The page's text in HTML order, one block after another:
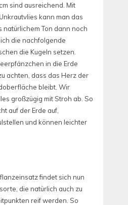
sind ausreichend. Mit
kann man das
natürlichem Ton dann noch
die nachfolgende
die Kugeln setzen.
in die Erde
achten, dass das Herz der
bleibt. Wir
großzügig mit Stroh ab. So
auf der Erde auf,
und können leichter
findet sich nun
die natürlich auch zu
reif werden. So